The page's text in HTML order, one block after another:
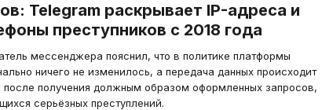
Telegram раскрывает IP-адреса и
преступников с 2018 года
мессенджера пояснил, что в политике платформы
ничего не изменилось, а передача данных происходит
после получения должным образом оформленных запросов,
серьёзных преступлений.